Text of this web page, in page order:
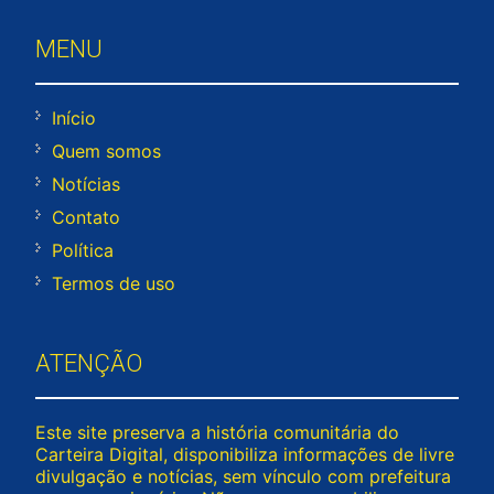
MENU
Início
Quem somos
Notícias
Contato
Política
Termos de uso
ATENÇÃO
Este site preserva a história comunitária do
Carteira Digital, disponibiliza informações de livre
divulgação e notícias, sem vínculo com prefeitura